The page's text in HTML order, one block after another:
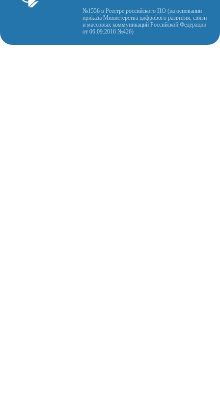
№1556 в Реестре российского ПО (на основании
приказа Министерства цифрового развития, связи
и массовых коммуникаций Российской Федерации
от 06.09.2016 №426)